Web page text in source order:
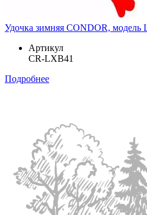
Удочка зимняя CONDOR, модель
Артикул
CR-LXB41
Подробнее